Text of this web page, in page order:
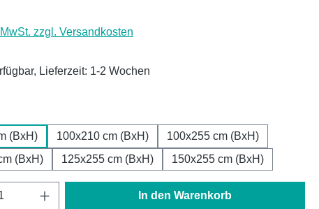
zzgl. Versandkosten
Lieferzeit: 1-2 Wochen
(BxH) 100x210 cm (BxH)
100x255 cm (BxH)
(BxH)
125x255 cm (BxH) 150x255 cm (BxH)
Anzahl: Gib den gewünschten Wert ein
In den Warenkorb